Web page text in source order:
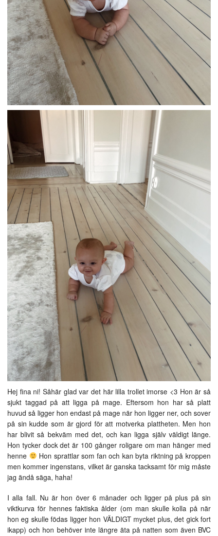
Hej fina ni! Såhär glad var det här lilla trollet imorse <3 Hon är så
sjukt taggad på att ligga på mage. Eftersom hon har så platt
huvud så ligger hon endast på mage när hon ligger ner, och sover
på sin kudde som är gjord för att motverka plattheten. Men hon
har blivit så bekväm med det, och kan ligga själv väldigt länge.
Hon tycker dock det är 100 gånger roligare om man hänger med
henne
Hon sprattlar som fan och kan byta riktning på kroppen
men kommer ingenstans, vilket är ganska tacksamt för mig måste
jag ändå säga, haha!
I alla fall. Nu är hon över 6 månader och ligger på plus på sin
viktkurva för hennes faktiska ålder (om man skulle kolla på när
hon eg skulle födas ligger hon VÄLDIGT mycket plus, det gick fort
ikapp) och hon behöver inte längre äta på natten som även BVC